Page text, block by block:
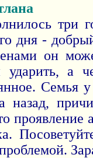
три
дня -
он
ударить, а
Семья
назад,
проявление